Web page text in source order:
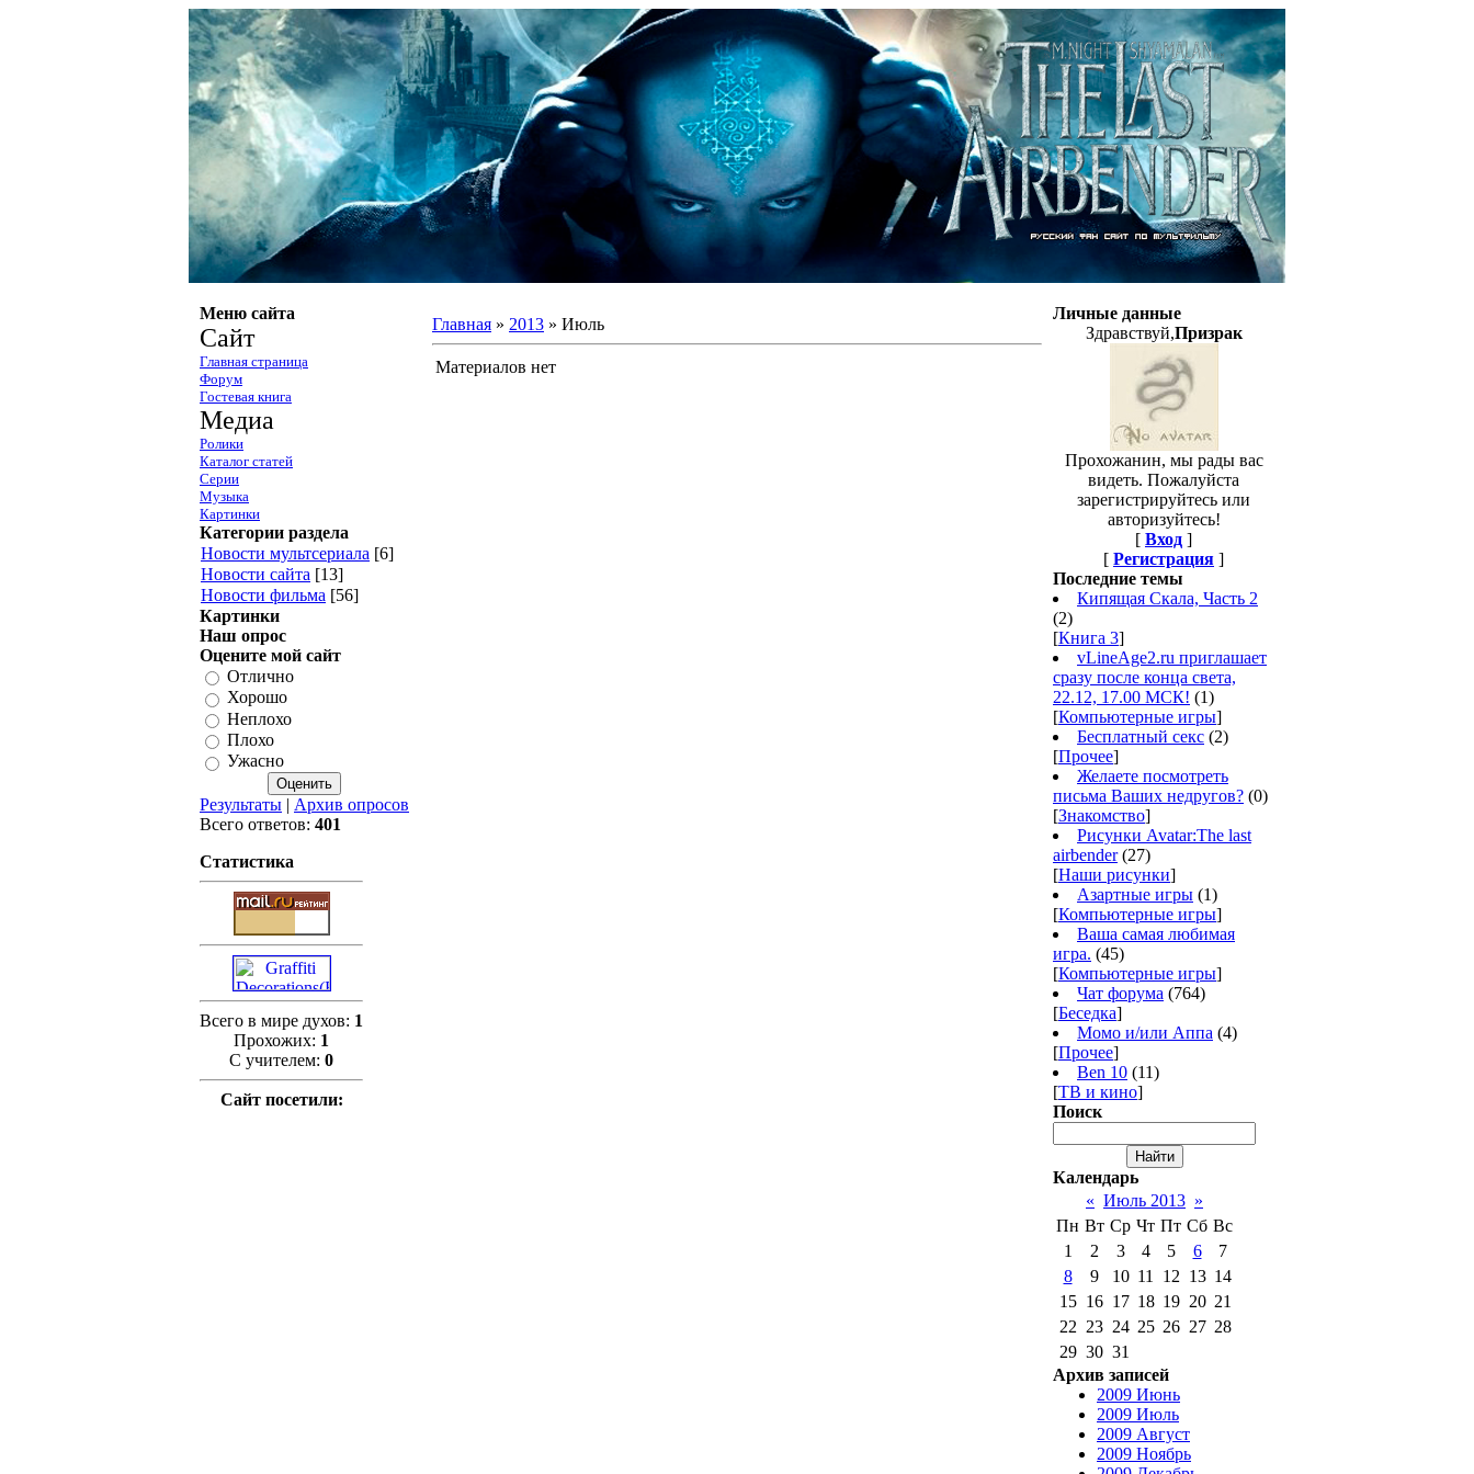
Меню сайта
Сайт
Главная страница
Форум
Гостевая книга
Медиа
Ролики
Каталог статей
Серии
Музыка
Картинки
Категории раздела
Новости мультсериала [6]
Новости сайта [13]
Новости фильма [56]
Картинки
Наш опрос
Оцените мой сайт
Отлично
Хорошо
Неплохо
Плохо
Ужасно
Результаты | Архив опросов
Всего ответов: 401
Статистика
Всего в мире духов: 1
Прохожих: 1
С учителем: 0
Сайт посетили:
Главная » 2013 » Июль
Материалов нет
Личные данные
Здравствуй,Призрак
Прохожанин, мы рады вас
видеть. Пожалуйста
зарегистрируйтесь или
авторизуйтесь!
[ Вход ]
[ Регистрация ]
Последние темы
Кипящая Скала, Часть 2
(2)
[Книга 3]
vLineAge2.ru приглашает
сразу после конца света,
22.12, 17.00 МСК! (1)
[Компьютерные игры]
Бесплатный секс (2)
[Прочее]
Желаете посмотреть
письма Ваших недругов? (0)
[Знакомство]
Рисунки Avatar:The last
airbender (27)
[Наши рисунки]
Азартные игры (1)
[Компьютерные игры]
Ваша самая любимая
игра. (45)
[Компьютерные игры]
Чат форума (764)
[Беседка]
Момо и/или Аппа (4)
[Прочее]
Ben 10 (11)
[ТВ и кино]
Поиск
Календарь
« Июль 2013 »
Пн Вт Ср Чт Пт Сб Вс
1
2 3 4 5 6
7
8
9 10 11 12 13 14
15 16 17 18 19 20 21
22 23 24 25 26 27 28
29 30 31
Архив записей
2009 Июнь
2009 Июль
2009 Август
2009 Ноябрь